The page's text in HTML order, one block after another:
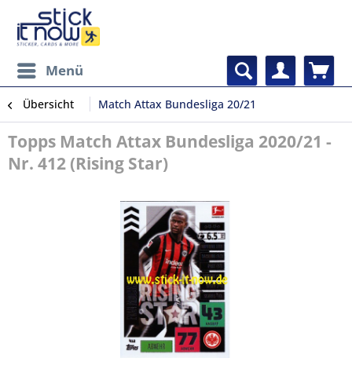
Menü
Übersicht Match Attax Bundesliga 20/21
Topps Match Attax Bundesliga 2020/21 -
Nr. 412 (Rising Star)